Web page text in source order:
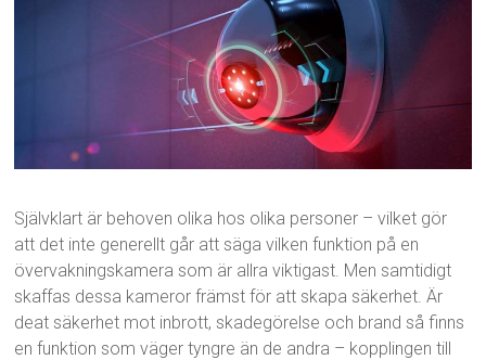
Självklart är behoven olika hos olika personer – vilket gör
att det inte generellt går att säga vilken funktion på en
övervakningskamera som är allra viktigast. Men samtidigt
skaffas dessa kameror främst för att skapa säkerhet. Är
deat säkerhet mot inbrott, skadegörelse och brand så finns
en funktion som väger tyngre än de andra – kopplingen till